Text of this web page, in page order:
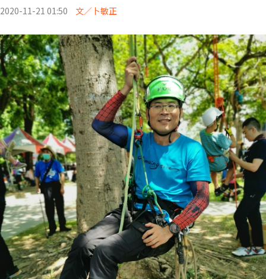
2020-11-21 01:50 文／卜敏正